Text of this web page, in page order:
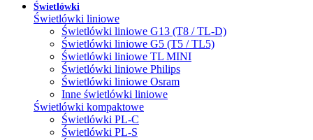
Świetlówki
Świetlówki liniowe
Świetlówki liniowe G13 (T8 / TL-D)
Świetlówki liniowe G5 (T5 / TL5)
Świetlówki liniowe TL MINI
Świetlówki liniowe Philips
Świetlówki liniowe Osram
Inne świetlówki liniowe
Świetlówki kompaktowe
Świetlówki PL-C
Świetlówki PL-S